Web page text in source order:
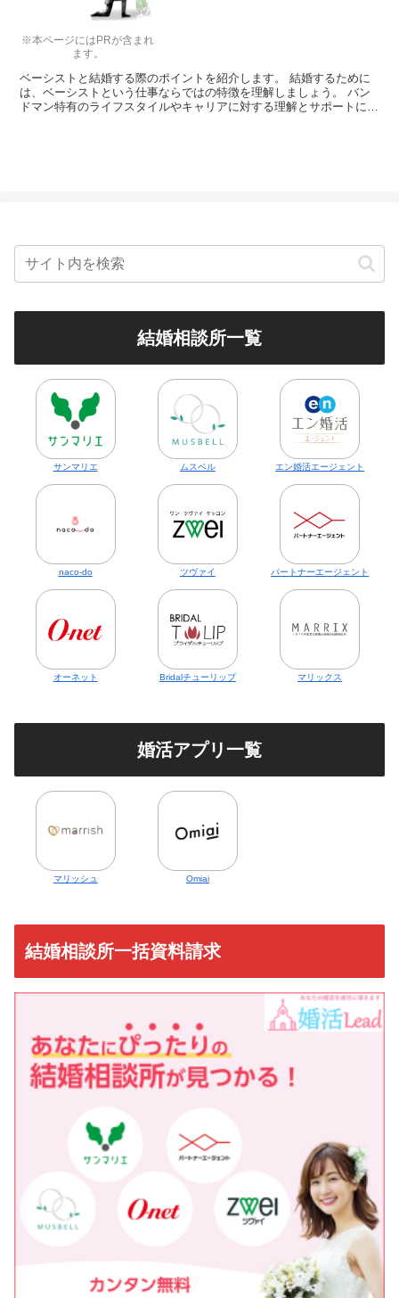
※本ページにはPRが含まれ
ます。
ベーシストと結婚する際のポイントを紹介します。 結婚するために
は、ベーシストという仕事ならではの特徴を理解しましょう。 バン
ドマン特有のライフスタイルやキャリアに対する理解とサポートに重
結婚相談所一覧
サンマリエ ムスベル エン婚活エージェント
naco-do ツヴァイ パートナーエージェント
オーネット Bridalチューリップ マリックス
婚活アプリ一覧
マリッシュ Omiai
結婚相談所一括資料請求